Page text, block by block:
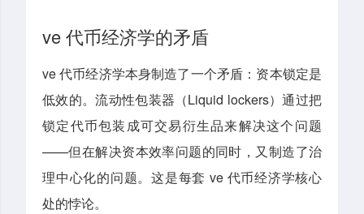
ve 代币经济学的矛盾
ve 代币经济学本身制造了一个矛盾：资本锁定是
低效的。流动性包装器（Liquid lockers）通过把
锁定代币包装成可交易衍生品来解决这个问题
——但在解决资本效率问题的同时，又制造了治
理中心化的问题。这是每套 ve 代币经济学核心
处的悖论。